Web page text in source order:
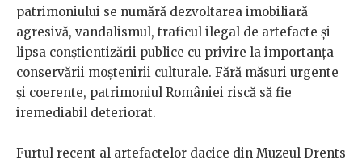
patrimoniului se numără dezvoltarea imobiliară
agresivă, vandalismul, traficul ilegal de artefacte și
lipsa conștientizării publice cu privire la importanța
conservării moștenirii culturale. Fără măsuri urgente
și coerente, patrimoniul României riscă să fie
iremediabil deteriorat.
Furtul recent al artefactelor dacice din Muzeul Drents